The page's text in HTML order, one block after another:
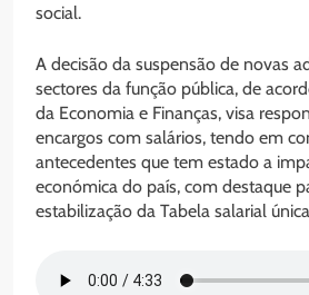
social.
A decisão da suspensão de novas
sectores da função pública, de
da Economia e Finanças, visa
encargos com salários, tendo em
antecedentes que tem estado a
económica do país, com destaque
estabilização da Tabela salarial